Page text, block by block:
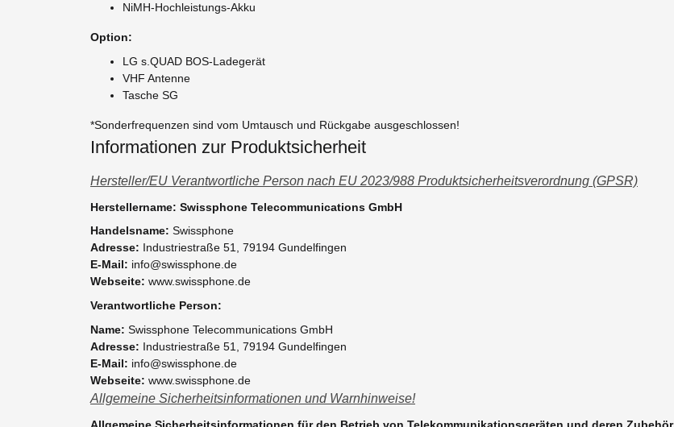
NiMH-Hochleistungs-Akku
Option:
LG s.QUAD BOS-Ladegerät
VHF Antenne
Tasche SG
*Sonderfrequenzen sind vom Umtausch und Rückgabe ausgeschlossen!
Informationen zur Produktsicherheit
Hersteller/EU Verantwortliche Person nach EU 2023/988 Produktsicherheitsverordnung (GPSR)
Herstellername: Swissphone Telecommunications GmbH
Handelsname: Swissphone
Adresse: Industriestraße 51, 79194 Gundelfingen
E-Mail: info@swissphone.de
Webseite: www.swissphone.de
Verantwortliche Person:
Name: Swissphone Telecommunications GmbH
Adresse: Industriestraße 51, 79194 Gundelfingen
E-Mail: info@swissphone.de
Webseite: www.swissphone.de
Allgemeine Sicherheitsinformationen und Warnhinweise!
Allgemeine Sicherheitsinformationen für den Betrieb von Telekommunikationsgeräten und deren Zubehör